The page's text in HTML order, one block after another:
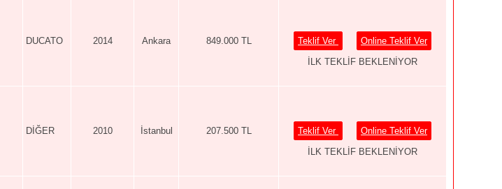
DUCATO 2014 Ankara 849.000 TL Teklif Ver
Online Teklif Ver
İLK TEKLİF BEKLENİYOR
DİĞER 2010 İstanbul 207.500 TL Teklif Ver
Online Teklif Ver
İLK TEKLİF BEKLENİYOR